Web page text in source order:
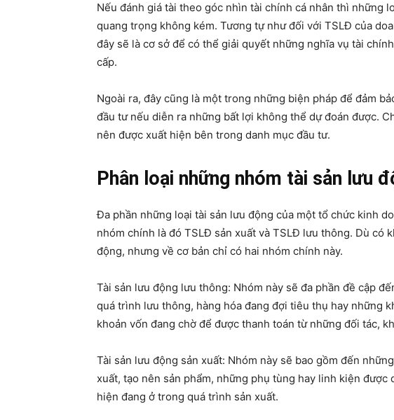
Nếu đánh giá tài theo góc nhìn tài chính cá nhân thì những
quang trọng không kém. Tương tự như đối với TSLĐ của
đây sẽ là cơ sở để có thể giải quyết những nghĩa vụ tài
cấp.
Ngoài ra, đây cũng là một trong những biện pháp để đảm
đầu tư nếu diễn ra những bất lợi không thể dự đoán được.
nên được xuất hiện bên trong danh mục đầu tư.
Phân loại những nhóm tài sản lưu
Đa phần những loại tài sản lưu động của một tổ chức kinh
nhóm chính là đó TSLĐ sản xuất và TSLĐ lưu thông. Dù có
động, nhưng về cơ bản chỉ có hai nhóm chính này.
Tài sản lưu động lưu thông: Nhóm này sẽ đa phần đề cập
quá trình lưu thông, hàng hóa đang đợi tiêu thụ hay những
khoản vốn đang chờ để được thanh toán từ những đối tác,
Tài sản lưu động sản xuất: Nhóm này sẽ bao gồm đến
xuất, tạo nên sản phẩm, những phụ tùng hay linh kiện được
hiện đang ở trong quá trình sản xuất.